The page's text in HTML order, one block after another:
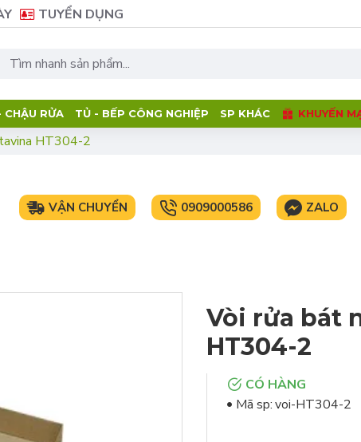
TUYỂN DỤNG
CHẬU RỬA TỦ - BẾP CÔNG NGHIỆP SP KHÁC KHUYẾN
HT304-2
VẬN CHUYỂN 0909000586 ZALO
Vòi rửa bát
HT304-2
CÓ HÀNG
Mã sp:voi-HT304-2